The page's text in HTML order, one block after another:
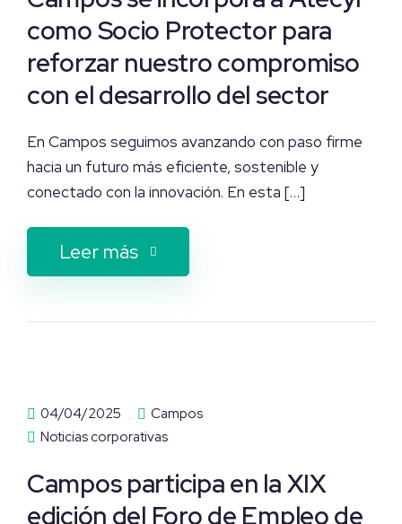
como Socio Protector para
reforzar nuestro compromiso
con el desarrollo del sector
En Campos seguimos avanzando con paso firme
hacia un futuro más eficiente, sostenible y
conectado con la innovación. En esta […]
Leer más
04/04/2025
Campos
Noticias corporativas
Campos participa en la XIX
edición del Foro de Empleo de